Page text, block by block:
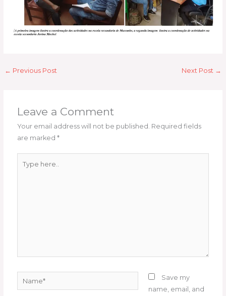
← Previous Post Next Post →
Leave a Comment
Your email address will not be published. Required fields
are marked*
here..
Name*
Save my
name, email, and